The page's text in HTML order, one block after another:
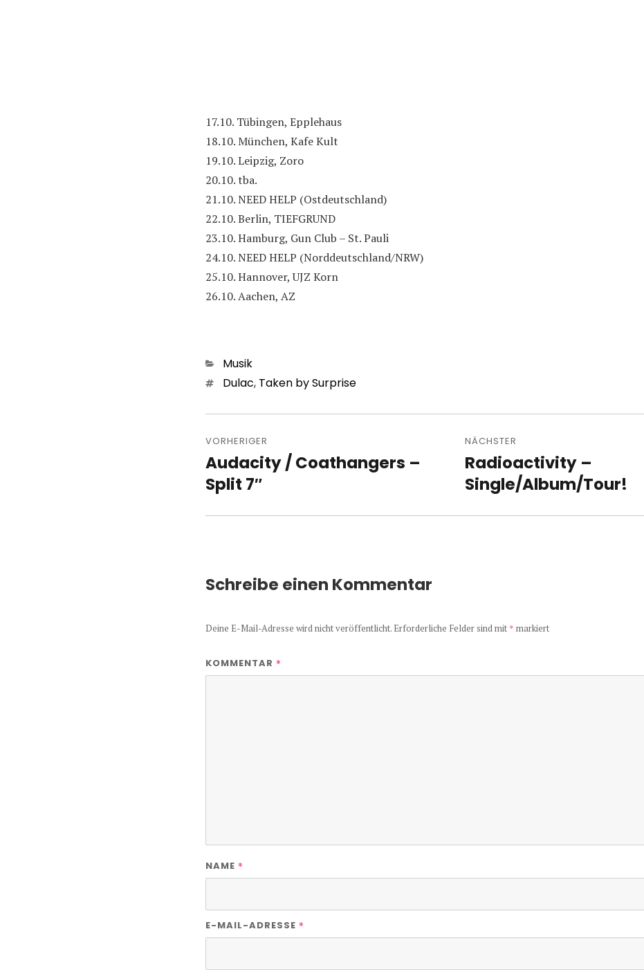
17.10. Tübingen, Epplehaus
18.10. München, Kafe Kult
19.10. Leipzig, Zoro
20.10. tba.
21.10. NEED HELP (Ostdeutschland)
22.10. Berlin, TIEFGRUND
23.10. Hamburg, Gun Club – St. Pauli
24.10. NEED HELP (Norddeutschland/NRW)
25.10. Hannover, UJZ Korn
26.10. Aachen, AZ
Kategorien
Musik
Schlagwörter
Dulac, Taken by Surprise
VORHERIGER
Vorheriger
Beitrag:
Audacity / Coathangers –
Split 7″
NÄCHSTER
Nächster
Beitrag:
Radioactivity –
Single/Album/Tour!
Schreibe einen Kommentar
Deine E-Mail-Adresse wird nicht veröffentlicht. Erforderliche Felder sind mit * markiert
KOMMENTAR *
NAME *
E-MAIL-ADRESSE *